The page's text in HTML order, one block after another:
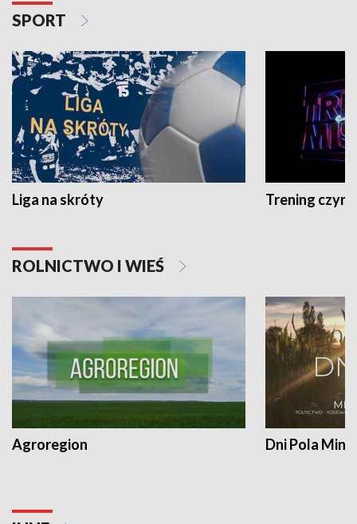
SPORT
Liga na skróty Trening czyni
ROLNICTWO I WIEŚ
Agroregion Dni Pola